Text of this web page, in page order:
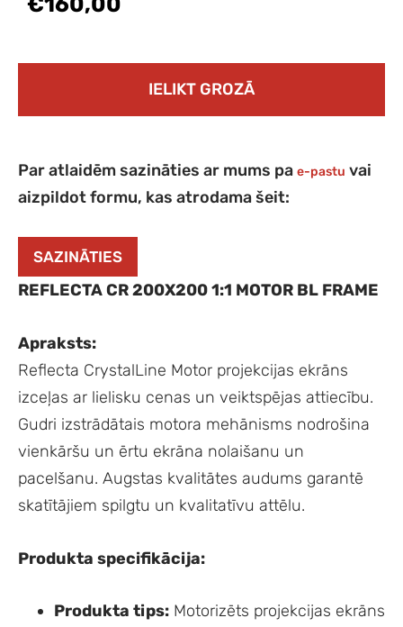
IELIKT GROZĀ
Par atlaidēm sazināties ar mums pa e-pastu vai
aizpildot formu, kas atrodama šeit:
SAZINĀTIES
REFLECTA CR 200X200 1:1 MOTOR BL FRAME
Apraksts:
Reflecta CrystalLine Motor projekcijas ekrāns
izceļas ar lielisku cenas un veiktspējas attiecību.
Gudri izstrādātais motora mehānisms nodrošina
vienkāršu un ērtu ekrāna nolaišanu un
pacelšanu. Augstas kvalitātes audums garantē
skatītājiem spilgtu un kvalitatīvu attēlu.
Produkta specifikācija:
Produkta tips: Motorizēts projekcijas ekrāns